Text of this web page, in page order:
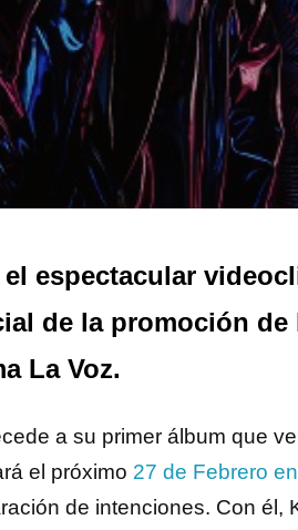
espectacular
de la promoción de
La Voz.
a su primer álbum que
el próximo 27 de Febrero
de intenciones. Con él,